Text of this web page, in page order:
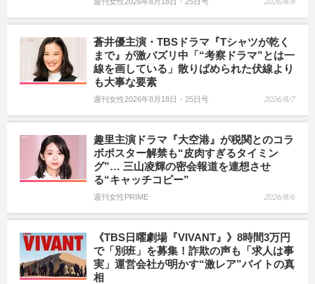
蒼井優主演・TBSドラマ『Tシャツが乾く
まで』が激バズリ中「“考察ドラマ”とは一
線を画している」散りばめられた伏線より
も大事な要素
週刊女性2026年8月18日・25日号 2026/8/7
趣里主演ドラマ『大空港』が税関とのコラ
ボポスター解禁も“皮肉すぎるタイミン
グ”… 三山凌輝の密会報道を連想させ
る“キャッチコピー”
週刊女性PRIME 2026/8/6
《TBS日曜劇場『VIVANT』》8時間3万円
で「別班」を募集！詐欺の声も「求人は事
実」運営会社が明かす“激レア”バイトの真
相